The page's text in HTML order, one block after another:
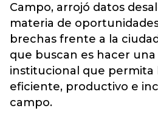
Campo, arrojó datos
materia de
brechas frente a la
que buscan es hacer
institucional que permita
eficiente, productivo e
campo.